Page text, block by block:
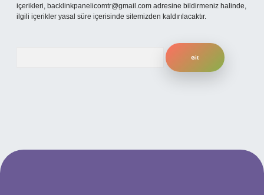
içerikleri, backlinkpanelicomtr@gmail.com adresine bildirmeniz halinde,
ilgili içerikler yasal süre içerisinde sitemizden kaldırılacaktır.
giriş